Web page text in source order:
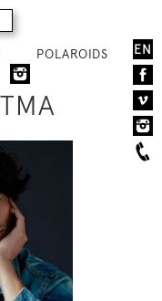
EN
POLAROIDS